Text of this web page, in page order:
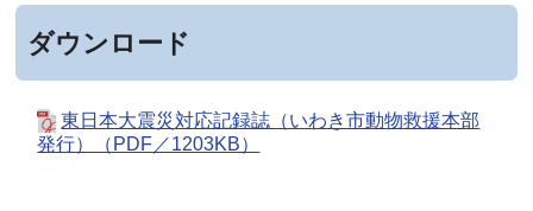
ダウンロード
東日本大震災対応記録誌（いわき市動物救援本部
発行）（PDF／1203KB）